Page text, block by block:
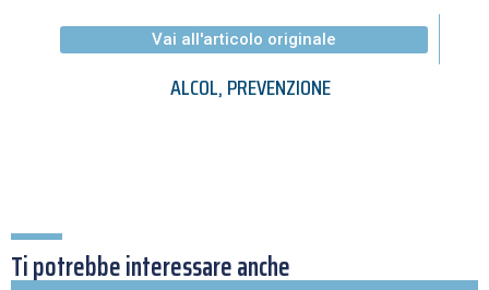
Vai all'articolo originale
ALCOL,PREVENZIONE
Ti potrebbe interessare anche